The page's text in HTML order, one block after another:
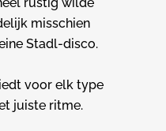
misschien
Stadl-disco.
voor elk type
juiste ritme.